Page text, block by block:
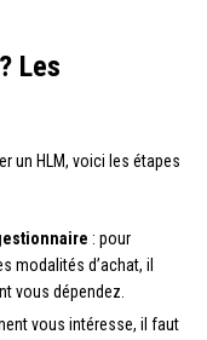
Les
un HLM, voici les étapes
: pour
modalités d’achat, il
vous dépendez.
vous intéresse, il faut